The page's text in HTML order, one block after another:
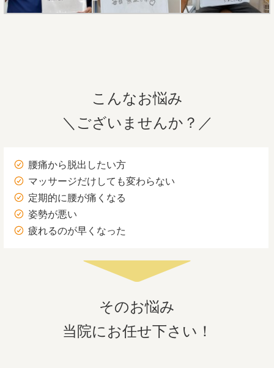
こんなお悩み
＼ございませんか？／
腰痛から脱出したい方
マッサージだけしても変わらない
定期的に腰が痛くなる
姿勢が悪い
疲れるのが早くなった
そのお悩み
当院にお任せ下さい！